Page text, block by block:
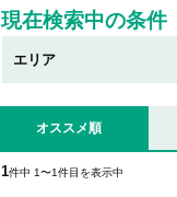
現在検索中の条件
エリア
オススメ順
1件中 1〜1件目を表示中